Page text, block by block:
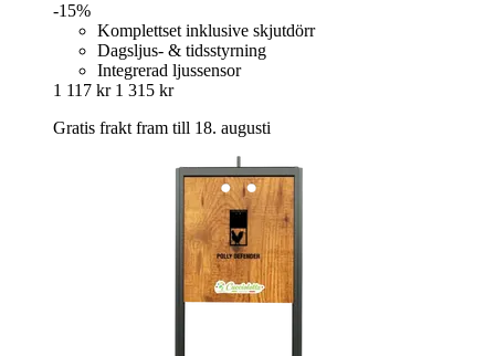
-15%
Komplettset inklusive skjutdörr
Dagsljus- & tidsstyrning
Integrerad ljussensor
1 117 kr 1 315 kr
Gratis frakt fram till 18. augusti